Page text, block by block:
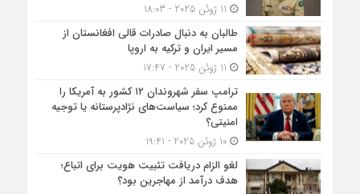
طالبان به دنبال صادرات قالی افغانستان از
مسیر ایران و ترکیه به اروپا
ترامپ سفر شهروندان ۱۲ کشور به آمریکا را
ممنوع کرد؛ سیاست‌های نژادپرستانه یا توجیه
امنیتی؟
10 ژوئن 2025 - 19:41
لغو الزام دریافت تثبیت هویت برای اتباع؛
هدف درآمد از مهاجرین بود؟